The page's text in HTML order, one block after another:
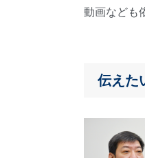
動画なども
伝えた